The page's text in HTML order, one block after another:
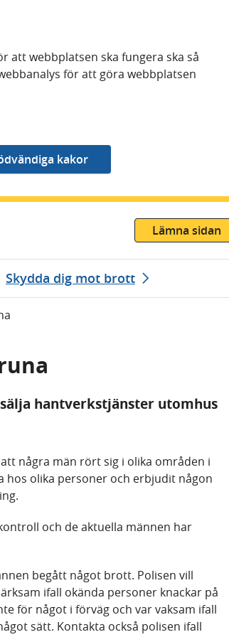
att webbplatsen ska fungera ska så
för att göra webbplatsen
Lämna sidan
Skydda dig mot brott
hantverkstjänster utomhus
några män rört sig i olika områden i
hos olika personer och erbjudit någon
och de aktuella männen har
begått något brott. Polisen vill
ifall okända personer knackar på
för något i förväg och var vaksam ifall
sätt. Kontakta också polisen ifall